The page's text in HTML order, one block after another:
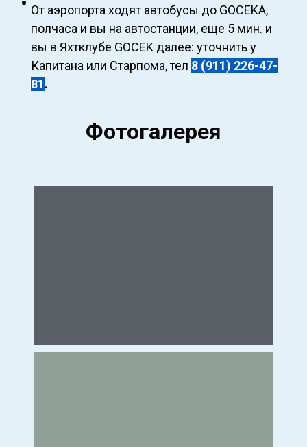
От аэропорта ходят автобусы до GOCEKА,
полчаса и вы на автостанции, еще 5 мин. и
вы в Яхтклубе GOCEK далее: уточнить у
Капитана или Старпома, тел 8 (911) 226-47-
81.
Фотогалерея